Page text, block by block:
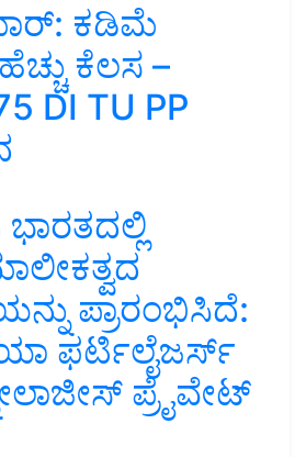
ಕಡಿಮೆ
ಕೆಲಸ –
DI TU PP
ಭಾರತದಲ್ಲಿ
ಪ್ರಾರಂಭಿಸಿದೆ:
ಫರ್ಟಿಲೈಜರ್ಸ್
ಪ್ರೈವೇಟ್